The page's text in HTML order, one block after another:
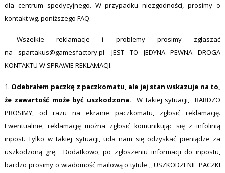
dla centrum spedycyjnego. W przypadku niezgodności, prosimy o
kontakt wg. poniższego FAQ.
Wszelkie reklamacje i problemy prosimy zgłaszać
na spartakus@gamesfactory.pl-JEST TO JEDYNA PEWNA DROGA
KONTAKTU W SPRAWIE REKLAMACJI.
1. Odebrałem paczkę z paczkomatu, ale jej stan wskazuje na to,
że zawartość może być uszkodzona. W takiej sytuacji, BARDZO
PROSIMY, od razu na ekranie paczkomatu, zgłosić reklamację.
Ewentualnie, reklamację można zgłosić komunikując się z infolinią
inpost. Tylko w takiej sytuacji, uda nam się odzyskać pieniądze za
uszkodzoną grę. Dodatkowo, po zgłoszeniu informacji do inpostu,
bardzo prosimy o wiadomość mailową o tytule „ USZKODZENIE PACZKI